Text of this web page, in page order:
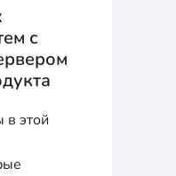
с
в этой